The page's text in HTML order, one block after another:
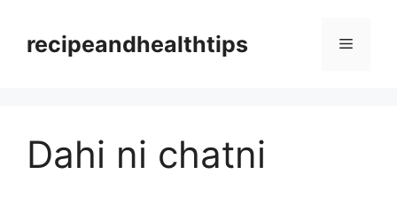
contentrecipeandhealthtips Menu
Dahi ni chatni